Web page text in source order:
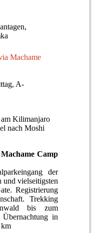
Machame
A-
Kilimanjaro
nach Moshi
Camp
der
und vielseitigsten
Registrierung
Trekking
bis zum
in
km